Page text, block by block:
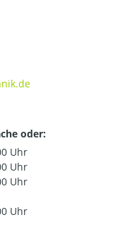
oder:
Uhr
Uhr
Uhr
Uhr